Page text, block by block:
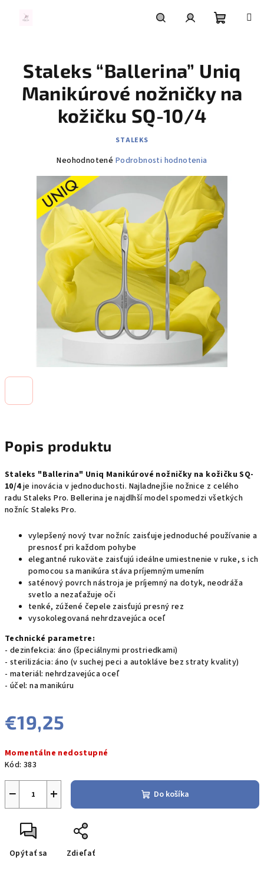
košík
Popis produktu
Staleks "Ballerina" Uniq Manikúrové nožničky na kožičku SQ-
10/4je inovácia v jednoduchosti. Najladnejšie nožnice z celého
radu Staleks Pro. Bellerina je najdlhší model spomedzi všetkých
nožníc Staleks Pro.
vylepšený nový tvar nožníc zaisťuje jednoduché používanie a
presnosť pri každom pohybe
elegantné rukoväte zaisťujú ideálne umiestnenie v ruke, s ich
pomocou sa manikúra stáva príjemným umením
saténový povrch nástroja je príjemný na dotyk, neodráža
svetlo a nezaťažuje oči
tenké, zúžené čepele zaisťujú presný rez
vysokolegovaná nehrdzavejúca oceľ
Technické parametre:
- dezinfekcia: áno (špeciálnymi prostriedkami)
- sterilizácia: áno (v suchej peci a autokláve bez straty kvality)
- materiál: nehrdzavejúca oceľ
- účel: na manikúru
€19,25
cena:
Momentálne nedostupné
Kód: 383
+
− Do košíka
Opýtať sa Zdieľať
Staleks “Ballerina” Uniq
Manikúrové nožničky na
kožičku SQ-10/4
STALEKS
Priemerné
produktu
je
0,0
5
hviezdičiek.
Neohodnotené Podrobnosti hodnotenia